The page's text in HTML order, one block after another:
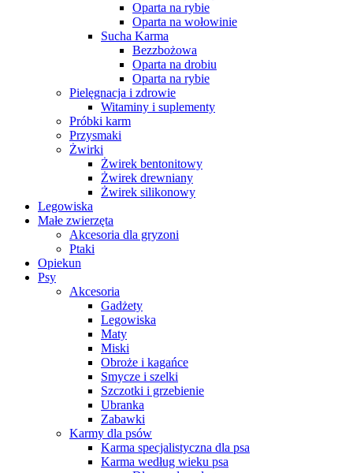
Oparta na rybie
Oparta na wołowinie
Sucha Karma
Bezzbożowa
Oparta na drobiu
Oparta na rybie
Pielęgnacja i zdrowie
Witaminy i suplementy
Próbki karm
Przysmaki
Żwirki
Żwirek bentonitowy
Żwirek drewniany
Żwirek silikonowy
Legowiska
Małe zwierzęta
Akcesoria dla gryzoni
Ptaki
Opiekun
Psy
Akcesoria
Gadżety
Legowiska
Maty
Miski
Obroże i kagańce
Smycze i szelki
Szczotki i grzebienie
Ubranka
Zabawki
Karmy dla psów
Karma specjalistyczna dla psa
Karma według wieku psa